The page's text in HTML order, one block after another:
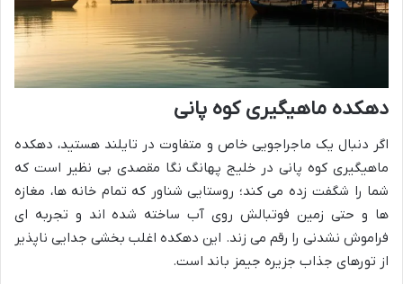
دهکده ماهیگیری کوه پانی
اگر دنبال یک ماجراجویی خاص و متفاوت در تایلند هستید، دهکده
ماهیگیری کوه پانی در خلیج پهانگ نگا مقصدی بی نظیر است که
شما را شگفت زده می کند؛ روستایی شناور که تمام خانه ها، مغازه
ها و حتی زمین فوتبالش روی آب ساخته شده اند و تجربه ای
فراموش نشدنی را رقم می زند. این دهکده اغلب بخشی جدایی ناپذیر
از تورهای جذاب جزیره جیمز باند است.